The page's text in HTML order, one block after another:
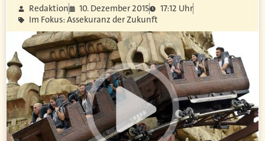
Redaktion 10. Dezember 2015
17:12 Uhr
Im Fokus: Assekuranz der Zukunft